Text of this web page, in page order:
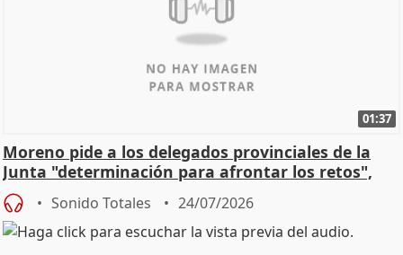
01:37
Moreno pide a los delegados provinciales de la
Junta "determinación para afrontar los retos",
diálog
Sonido Totales 24/07/2026